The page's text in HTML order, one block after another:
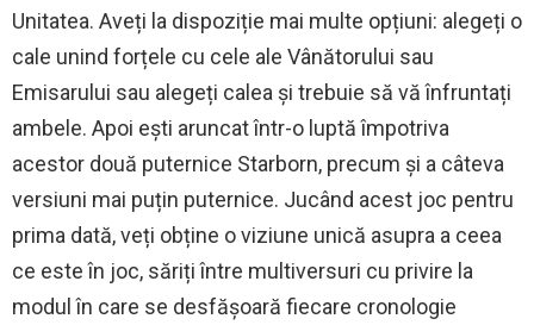
Unitatea. Aveți la dispoziție mai multe opțiuni: alegeți o
cale unind forțele cu cele ale Vânătorului sau
Emisarului sau alegeți calea și trebuie să vă înfruntați
ambele. Apoi ești aruncat într-o luptă împotriva
acestor două puternice Starborn, precum și a câteva
versiuni mai puțin puternice. Jucând acest joc pentru
prima dată, veți obține o viziune unică asupra a ceea
ce este în joc, săriți între multiversuri cu privire la
modul în care se desfășoară fiecare cronologie